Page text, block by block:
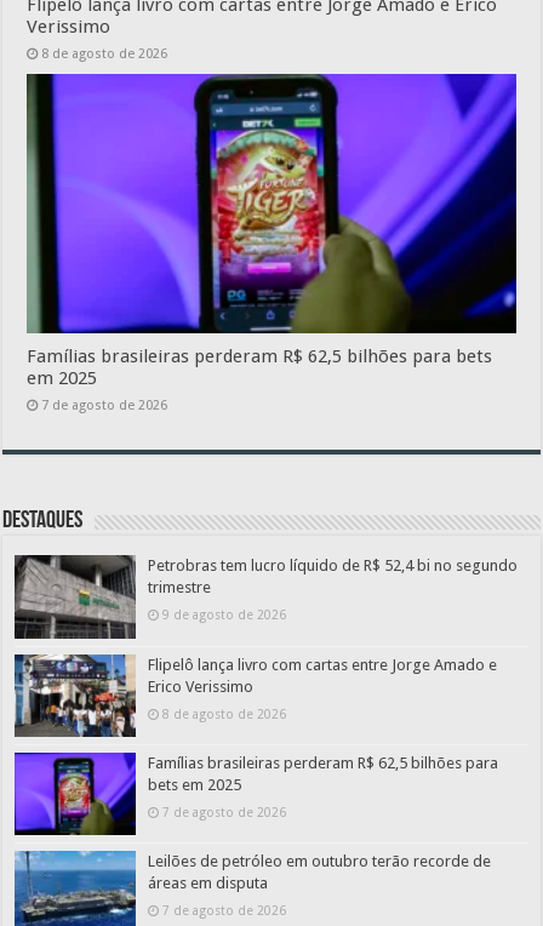
Flipelô lança livro com cartas entre Jorge Amado e Erico
Verissimo
8 de agosto de 2026
Famílias brasileiras perderam R$ 62,5 bilhões para bets
em 2025
7 de agosto de 2026
Destaques
Petrobras tem lucro líquido de R$ 52,4 bi no segundo
trimestre
9 de agosto de 2026
Flipelô lança livro com cartas entre Jorge Amado e
Erico Verissimo
8 de agosto de 2026
Famílias brasileiras perderam R$ 62,5 bilhões para
bets em 2025
7 de agosto de 2026
Leilões de petróleo em outubro terão recorde de
áreas em disputa
7 de agosto de 2026